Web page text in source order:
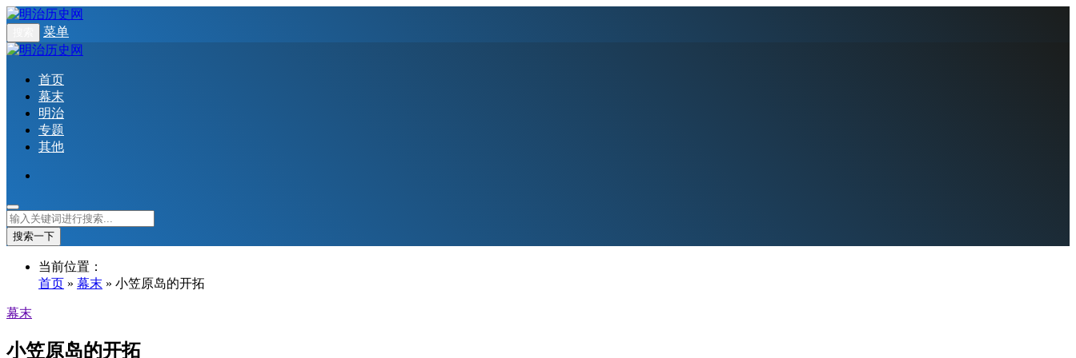
菜单
首页
幕末
明治
专题
其他
搜索一下
当前位置：
首页 » 幕末 » 小笠原岛的开拓
幕末
小笠原岛的开拓